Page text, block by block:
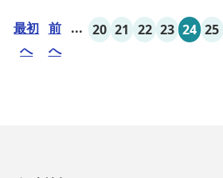
最初
へ
前
へ
... 20 21 22 23 24 25